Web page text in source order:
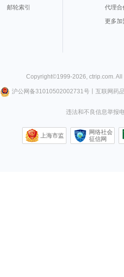
邮轮索引
代理合
更多加
Copyright©1999-2026 ctrip.com .
沪公网备31010502002731号丨 互联网药
违法和不良信息举报
上海市监
网络社会
征信网